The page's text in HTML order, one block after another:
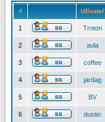
# Užívateľ
1 Troton
2 aula
3 coffee
4 jardag
5 BV
6 dustin